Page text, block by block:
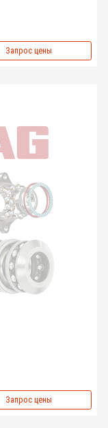
Запрос цены
Запрос цены